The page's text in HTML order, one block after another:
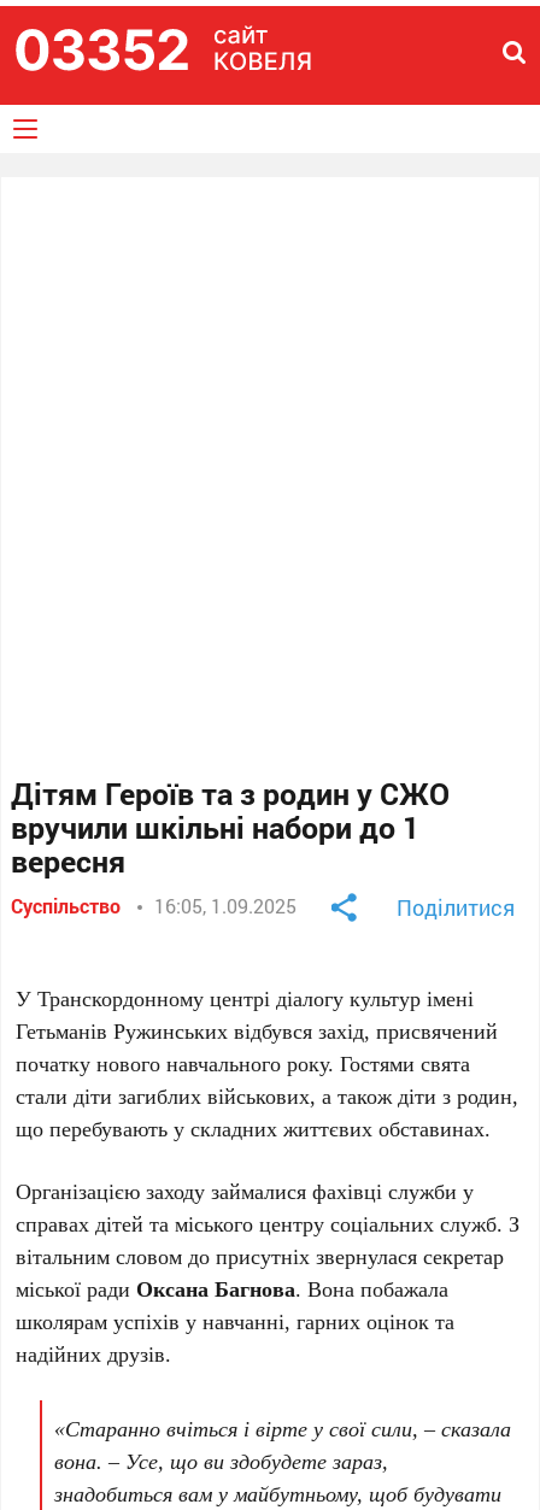
Дітям Героїв та з родин у СЖО
вручили шкільні набори до 1
вересня
Суспільство 16:05, 1.09.2025 Поділитися
У Транскордонному центрі діалогу культур імені
Гетьманів Ружинських відбувся захід, присвячений
початку нового навчального року. Гостями свята
стали діти загиблих військових, а також діти з родин,
що перебувають у складних життєвих обставинах.
Організацією заходу займалися фахівці служби у
справах дітей та міського центру соціальних служб. З
вітальним словом до присутніх звернулася секретар
міської ради Оксана Багнова. Вона побажала
школярам успіхів у навчанні, гарних оцінок та
надійних друзів.
«Старанно вчіться і вірте у свої сили, – сказала
вона. – Усе, що ви здобудете зараз,
знадобиться вам у майбутньому, щоб будувати